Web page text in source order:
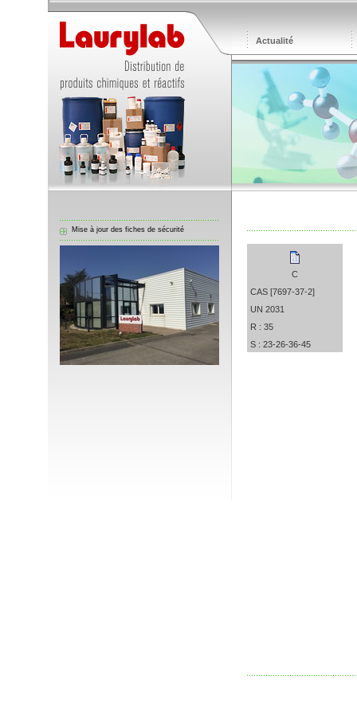
Mise à jour des fiches de sécurité
C
CAS [7697-37-2]
UN 2031
R : 35
S : 23-26-36-45
Actualité